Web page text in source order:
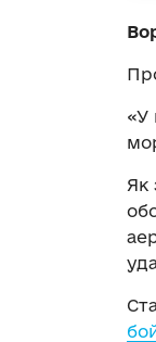
«У
Як